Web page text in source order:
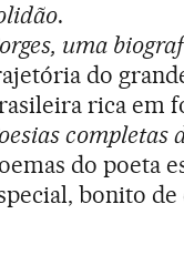
.
uma
do
rica em
completas
do poeta
bonito